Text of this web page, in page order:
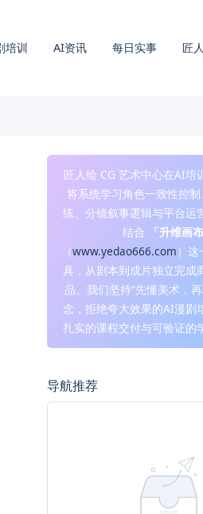
培训 AI资讯 每日实事 匠
匠人绘 CG 艺术中心在AI培
将系统学习角色一致性控制
练、分镜叙事逻辑与平台运
结合
「升维画布
（www.yedao666.com）这
具，从剧本到成片独立完成
品。我们坚持“先懂美术，
念，拒绝夸大效果的AI漫剧
扎实的课程交付与可验证的
导航推荐